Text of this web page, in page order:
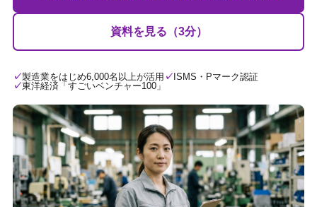
資料を見る（3分）
製造業をはじめ6,000名以上が活用
ISMS・Pマーク認証
東洋経済「すごいベンチャー100」